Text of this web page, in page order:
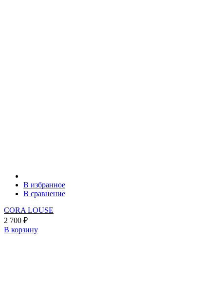
В избранное
В сравнение
CORA LOUSE
2 700 ₽
В корзину